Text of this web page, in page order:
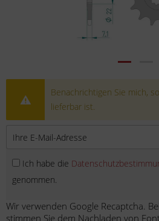
Benachrichtigen Sie mich,
lieferbar ist.
Ich habe die
genommen.
Wir verwenden Google Recaptcha.
stimmen Sie dem Nachladen von